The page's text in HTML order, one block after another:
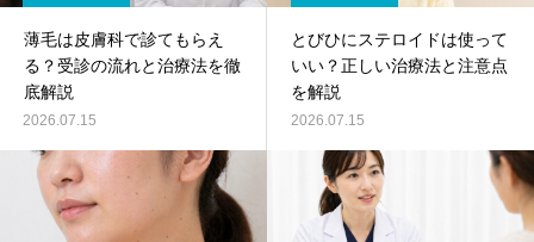
薄毛は皮膚科で診てもらえ
る？受診の流れと治療法を徹
底解説
2026.07.15
とびひにステロイドは使って
いい？正しい治療法と注意点
を解説
2026.07.15